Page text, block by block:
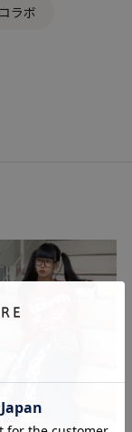
コラボ